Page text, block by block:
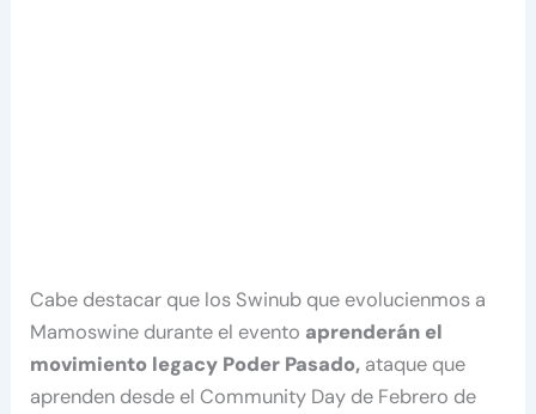
Cabe destacar que los Swinub que evolucienmos a
Mamoswine durante el evento aprenderán el
movimiento legacy Poder Pasado, ataque que
aprenden desde el Community Day de Febrero de